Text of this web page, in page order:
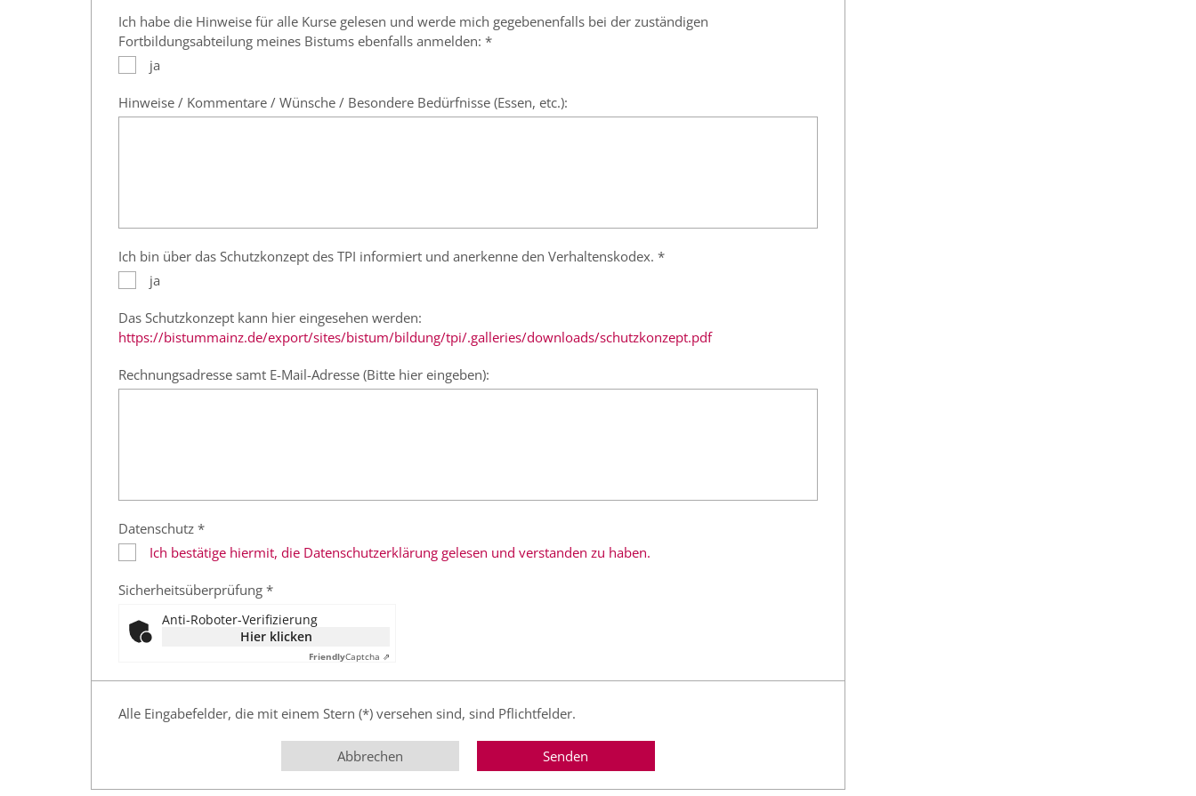
Ich habe die Hinweise für alle Kurse gelesen und werde mich gegebenenfalls bei der zuständigen
Fortbildungsabteilung meines Bistums ebenfalls anmelden: *
ja
Hinweise / Kommentare / Wünsche / Besondere Bedürfnisse (Essen, etc.):
Ich bin über das Schutzkonzept des TPI informiert und anerkenne den Verhaltenskodex. *
ja
Das Schutzkonzept kann hier eingesehen werden:
https://bistummainz.de/export/sites/bistum/bildung/tpi/.galleries/downloads/schutzkonzept.pdf
Rechnungsadresse samt E-Mail-Adresse (Bitte hier eingeben):
Datenschutz *
Ich bestätige hiermit, die Datenschutzerklärung gelesen und verstanden zu haben.
Sicherheitsüberprüfung *
Anti-Roboter-Verifizierung
Hier klicken
FriendlyCaptcha ⇗
Alle Eingabefelder, die mit einem Stern (*) versehen sind, sind Pflichtfelder.
Abbrechen